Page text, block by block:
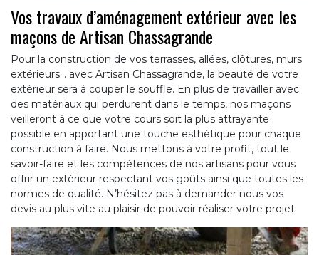
Vos travaux d’aménagement extérieur avec les
maçons de Artisan Chassagrande
Pour la construction de vos terrasses, allées, clôtures, murs
extérieurs… avec Artisan Chassagrande, la beauté de votre
extérieur sera à couper le souffle. En plus de travailler avec
des matériaux qui perdurent dans le temps, nos maçons
veilleront à ce que votre cours soit la plus attrayante
possible en apportant une touche esthétique pour chaque
construction à faire. Nous mettons à votre profit, tout le
savoir-faire et les compétences de nos artisans pour vous
offrir un extérieur respectant vos goûts ainsi que toutes les
normes de qualité. N’hésitez pas à demander nous vos
devis au plus vite au plaisir de pouvoir réaliser votre projet.